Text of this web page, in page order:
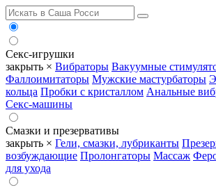
Секс-игрушки
закрыть × Вибраторы Вакуумные
Фаллоимитаторы Мужские мастурбаторы
кольца Пробки с кристаллом Анальные
Секс-машины
Смазки и презервативы
закрыть × Гели, смазки, лубриканты
возбуждающие Пролонгаторы Массаж
для ухода